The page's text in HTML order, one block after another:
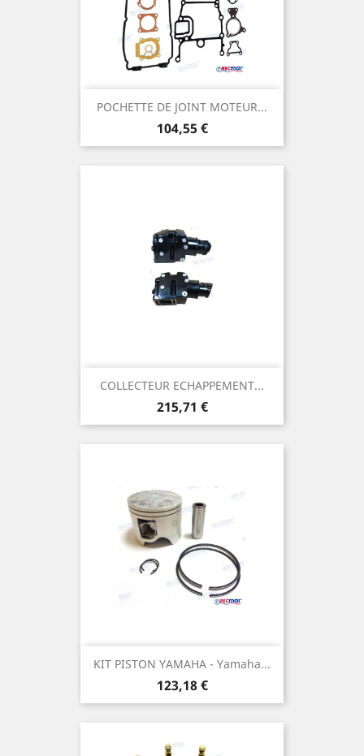
POCHETTE DE JOINT MOTEUR...
Prix
104,55 €
COLLECTEUR ECHAPPEMENT...
Prix
215,71 €
KIT PISTON YAMAHA - Yamaha...
Prix
123,18 €